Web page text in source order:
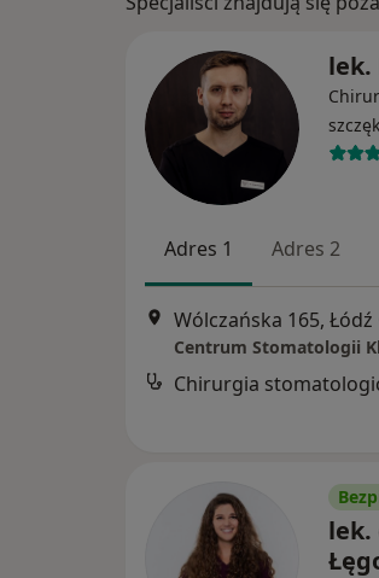
lek.
Adres 1 Adres 2
Wólczańska 165, Łódź
Centrum Stomatologii
Chirurgia
lek.